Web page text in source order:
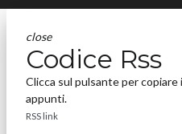
close
Codice Rss
Clicca sul pulsante per copiare
appunti.
RSS link